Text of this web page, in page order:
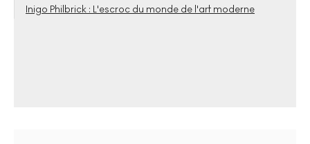
Inigo Philbrick : L'escroc du monde de l'art moderne